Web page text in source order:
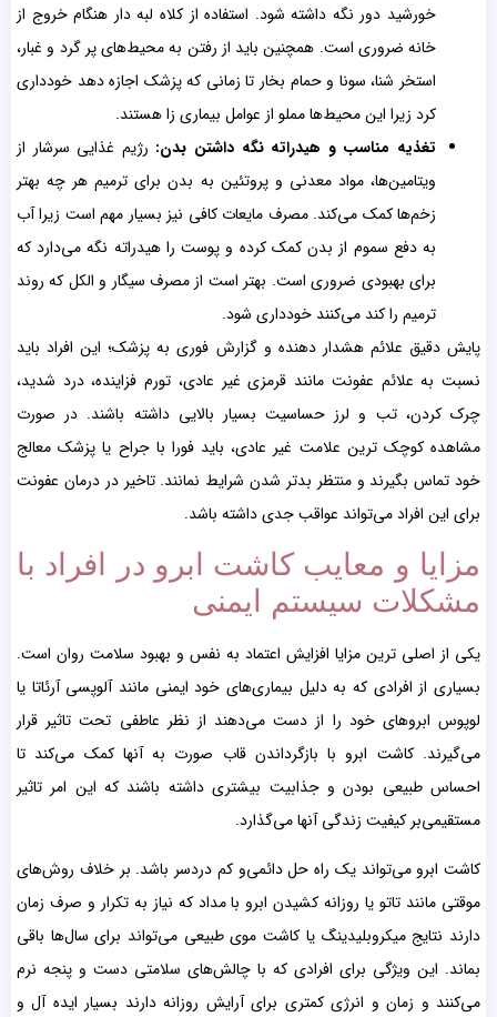
خورشید دور نگه داشته شود. استفاده از کلاه لبه دار هنگام خروج از
خانه ضروری است. همچنین باید از رفتن به محیط‌های پر گرد و غبار،
استخر شنا، سونا و حمام بخار تا زمانی که پزشک اجازه دهد خودداری
کرد زیرا این محیط‌ها مملو از عوامل بیماری زا هستند.
تغذیه مناسب و هیدراته نگه داشتن بدن: رژیم غذایی سرشار از
ویتامین‌ها، مواد معدنی و پروتئین به بدن برای ترمیم هر چه بهتر
زخم‌ها کمک می‌کند. مصرف مایعات کافی نیز بسیار مهم است زیرا آب
به دفع سموم از بدن کمک کرده و پوست را هیدراته نگه می‌دارد که
برای بهبودی ضروری است. بهتر است از مصرف سیگار و الکل که روند
ترمیم را کند می‌کنند خودداری شود.
پایش دقیق علائم هشدار دهنده و گزارش فوری به پزشک؛ این افراد باید
نسبت به علائم عفونت مانند قرمزی غیر عادی، تورم فزاینده، درد شدید،
چرک کردن، تب و لرز حساسیت بسیار بالایی داشته باشند. در صورت
مشاهده کوچک ترین علامت غیر عادی، باید فورا با جراح یا پزشک معالج
خود تماس بگیرند و منتظر بدتر شدن شرایط نمانند. تاخیر در درمان عفونت
برای این افراد می‌تواند عواقب جدی داشته باشد.
مزایا و معایب کاشت ابرو در افراد با
مشکلات سیستم ایمنی
یکی از اصلی ترین مزایا افزایش اعتماد به نفس و بهبود سلامت روان است.
بسیاری از افرادی که به دلیل بیماری‌های خود ایمنی مانند آلوپسی آرئاتا یا
لوپوس ابروهای خود را از دست می‌دهند از نظر عاطفی تحت تاثیر قرار
می‌گیرند. کاشت ابرو با بازگرداندن قاب صورت به آنها کمک می‌کند تا
احساس طبیعی بودن و جذابیت بیشتری داشته باشند که این امر تاثیر
مستقیمی‌بر کیفیت زندگی آنها می‌گذارد.
کاشت ابرو می‌تواند یک راه حل دائمی‌و کم دردسر باشد. بر خلاف روش‌های
موقتی مانند تاتو یا روزانه کشیدن ابرو با مداد که نیاز به تکرار و صرف زمان
دارند نتایج میکروبلیدینگ یا کاشت موی طبیعی می‌تواند برای سال‌ها باقی
بماند. این ویژگی برای افرادی که با چالش‌های سلامتی دست و پنجه نرم
می‌کنند و زمان و انرژی کمتری برای آرایش روزانه دارند بسیار ایده آل و